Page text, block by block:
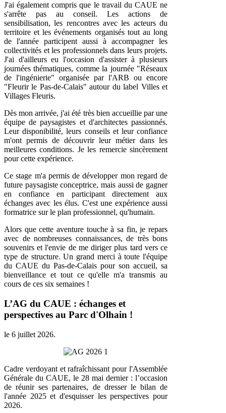
J'ai également compris que le travail du CAUE ne
s'arrête pas au conseil. Les actions de
sensibilisation, les rencontres avec les acteurs du
territoire et les événements organisés tout au long
de l'année participent aussi à accompagner les
collectivités et les professionnels dans leurs projets.
J'ai d'ailleurs eu l'occasion d'assister à plusieurs
journées thématiques, comme la journée "Réseaux
de l'ingénierie" organisée par l'ARB ou encore
"Fleurir le Pas-de-Calais" autour du label Villes et
Villages Fleuris.
Dès mon arrivée, j'ai été très bien accueillie par une
équipe de paysagistes et d'architectes passionnés.
Leur disponibilité, leurs conseils et leur confiance
m'ont permis de découvrir leur métier dans les
meilleures conditions. Je les remercie sincèrement
pour cette expérience.
Ce stage m'a permis de développer mon regard de
future paysagiste conceptrice, mais aussi de gagner
en confiance en participant directement aux
échanges avec les élus. C'est une expérience aussi
formatrice sur le plan professionnel, qu'humain.
Alors que cette aventure touche à sa fin, je repars
avec de nombreuses connaissances, de très bons
souvenirs et l'envie de me diriger plus tard vers ce
type de structure. Un grand merci à toute l'équipe
du CAUE du Pas-de-Calais pour son accueil, sa
bienveillance et tout ce qu'elle m'a transmis au
cours de ces six semaines !
L’AG du CAUE : échanges et
perspectives au Parc d'Olhain !
le 6 juillet 2026.
Cadre verdoyant et rafraîchissant pour l'Assemblée
Générale du CAUE, le 28 mai dernier : l’occasion
de réunir ses partenaires, de dresser le bilan de
l'année 2025 et d'esquisser les perspectives pour
2026.